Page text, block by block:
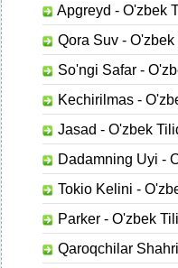
Apgreyd - O'zbek
Qora Suv - O'zbek
So'ngi Safar -
Kechirilmas -
Jasad - O'zbek
Dadamning Uyi -
Tokio Kelini -
Parker - O'zbek
Qaroqchilar